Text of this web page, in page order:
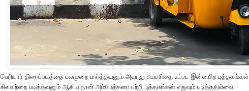
பெரியார் திரைப்படத்தை பலமுறை பார்த்தவனும் அவரது சுயசரிதை உட்பட இன்னபிற புத்தகங்கள்
சிலவற்றை படித்தவனும் ஆகிய நான் அம்பேத்கரை பற்றி புத்தகங்கள் எதுவும் படித்ததில்லை.